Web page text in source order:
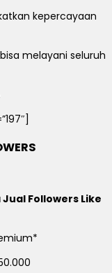
kepercayaan
melayani seluruh
Followers Like